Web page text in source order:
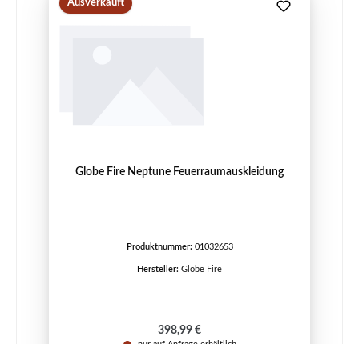
Ausverkauft
Globe Fire Neptune Feuerraumauskleidung
Produktnummer: 01032653
Hersteller: Globe Fire
Regulärer Preis:
398,99 €